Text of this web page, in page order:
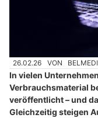
26.02.26 VON
In vielen
Verbrauchsmaterial
veröffentlicht – und
Gleichzeitig steigen